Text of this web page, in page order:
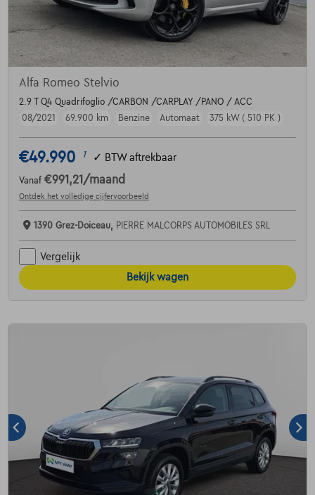
Alfa Romeo Stelvio
2.9 T Q4 Quadrifoglio /CARBON /CARPLAY /PANO / ACC
08/2021
69.900 km Benzine Automaat 375 kW ( 510 PK )
€49.990 1 ✓ BTW aftrekbaar
Vanaf €991,21 /maand
Ontdek het volledige cijfervoorbeeld
1390 Grez-Doiceau, PIERRE MALCORPS AUTOMOBILES SRL
Vergelijk
Bekijk wagen